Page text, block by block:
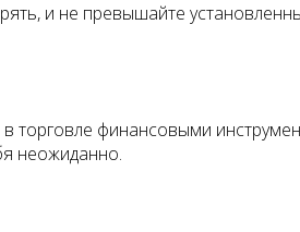
и не превышайте
торговле финансовыми
неожиданно.